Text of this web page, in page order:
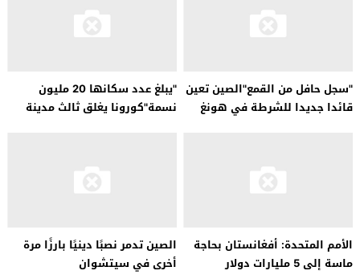
"سجل حافل من القمع"الصين تعين
قائدا جديدا للشرطة في هونغ
"يبلغ عدد سكانها 20 مليون
نسمة"كورونا يغلق ثالث مدينة
الأمم المتحدة: أفغانستان بحاجة
ماسة إلى 5 مليارات دولار
الصين تدمر نصبًا دينيًا بارزًا مرة
أخرى في سيتشوان